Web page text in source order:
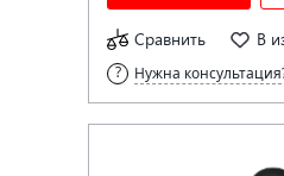
Сравнить В
Нужна